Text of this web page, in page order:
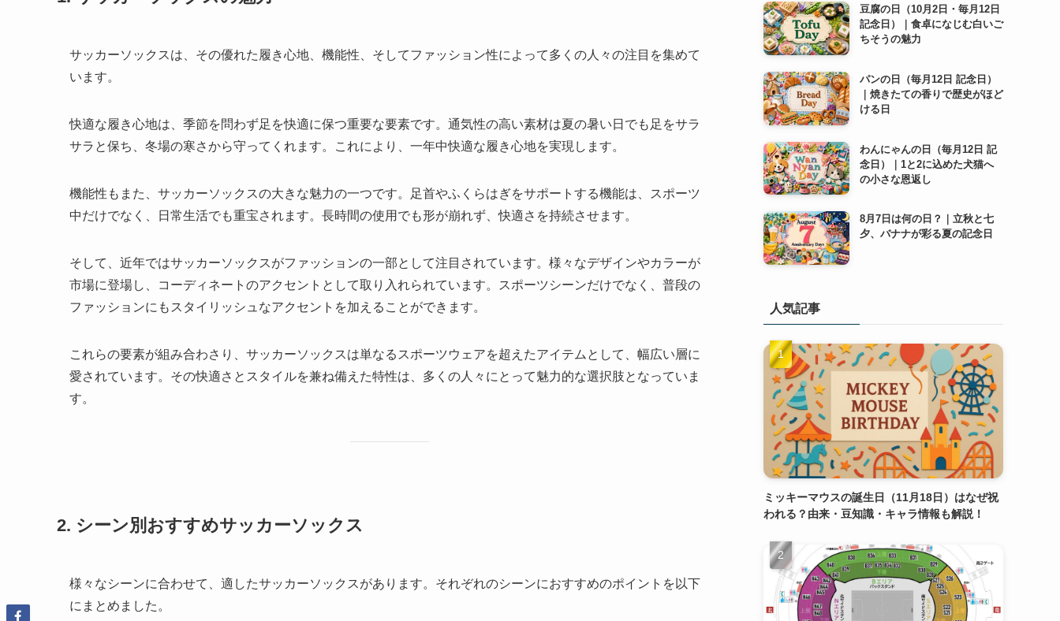
サッカーソックスは、その優れた履き心地、機能性、そしてファッション性によって多くの人々の注目を集めて
います。
快適な履き心地は、季節を問わず足を快適に保つ重要な要素です。通気性の高い素材は夏の暑い日でも足をサラ
サラと保ち、冬場の寒さから守ってくれます。これにより、一年中快適な履き心地を実現します。
機能性もまた、サッカーソックスの大きな魅力の一つです。足首やふくらはぎをサポートする機能は、スポーツ
中だけでなく、日常生活でも重宝されます。長時間の使用でも形が崩れず、快適さを持続させます。
そして、近年ではサッカーソックスがファッションの一部として注目されています。様々なデザインやカラーが
市場に登場し、コーディネートのアクセントとして取り入れられています。スポーツシーンだけでなく、普段の
ファッションにもスタイリッシュなアクセントを加えることができます。
これらの要素が組み合わさり、サッカーソックスは単なるスポーツウェアを超えたアイテムとして、幅広い層に
愛されています。その快適さとスタイルを兼ね備えた特性は、多くの人々にとって魅力的な選択肢となっていま
す。
2. シーン別おすすめサッカーソックス
様々なシーンに合わせて、適したサッカーソックスがあります。それぞれのシーンにおすすめのポイントを以下
にまとめました。
豆腐の日（10月2日・毎月12日
記念日）｜食卓になじむ白いご
ちそうの魅力
パンの日（毎月12日 記念日）
｜焼きたての香りで歴史がほど
ける日
わんにゃんの日（毎月12日 記
念日）｜1と2に込めた犬猫へ
の小さな恩返し
8月7日は何の日？｜立秋と七
夕、バナナが彩る夏の記念日
人気記事
ミッキーマウスの誕生日（11月18日）はなぜ祝
われる？由来・豆知識・キャラ情報も解説！